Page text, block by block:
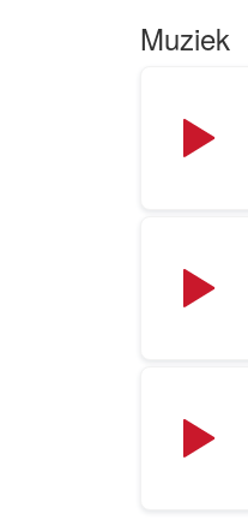
Muziek
Player
Player
Player